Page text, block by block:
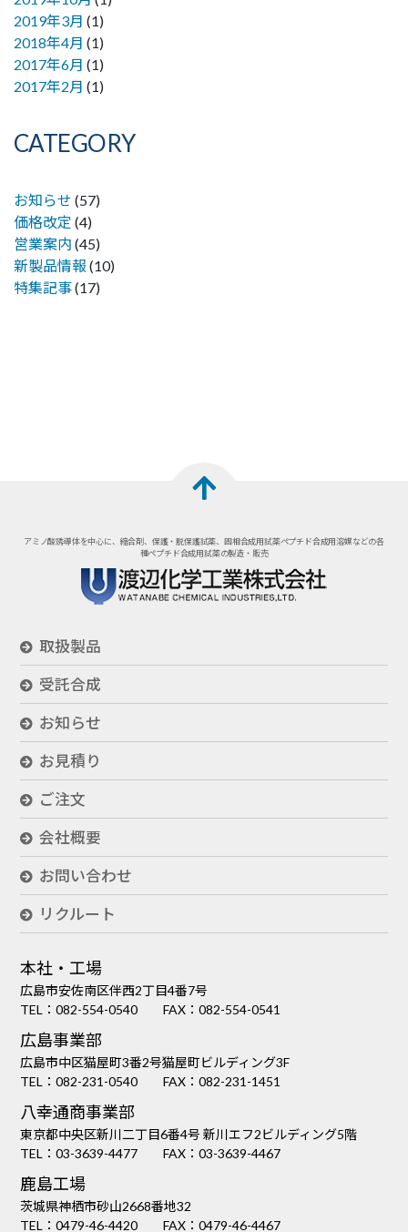
2019年3月 (1)
2018年4月 (1)
2017年6月 (1)
2017年2月 (1)
CATEGORY
お知らせ (57)
価格改定 (4)
営業案内 (45)
新製品情報 (10)
特集記事(17)
アミノ酸誘導体を中心に、縮合剤、保護・脱保護試薬、固相合成用試薬ペプチド合成用溶媒などの各
種ペプチド合成用試薬の製造・販売
取扱製品
受託合成
お知らせ
お見積り
ご注文
会社概要
お問い合わせ
リクルート
本社・工場
広島市安佐南区伴西2丁目4番7号
TEL：082-554-0540 FAX：082-554-0541
広島事業部
広島市中区猫屋町3番2号猫屋町ビルディング3F
TEL：082-231-0540 FAX：082-231-1451
八幸通商事業部
東京都中央区新川二丁目6番4号 新川エフ2ビルディング5階
TEL：03-3639-4477 FAX：03-3639-4467
鹿島工場
茨城県神栖市砂山2668番地32
TEL：0479-46-4420 FAX：0479-46-4467